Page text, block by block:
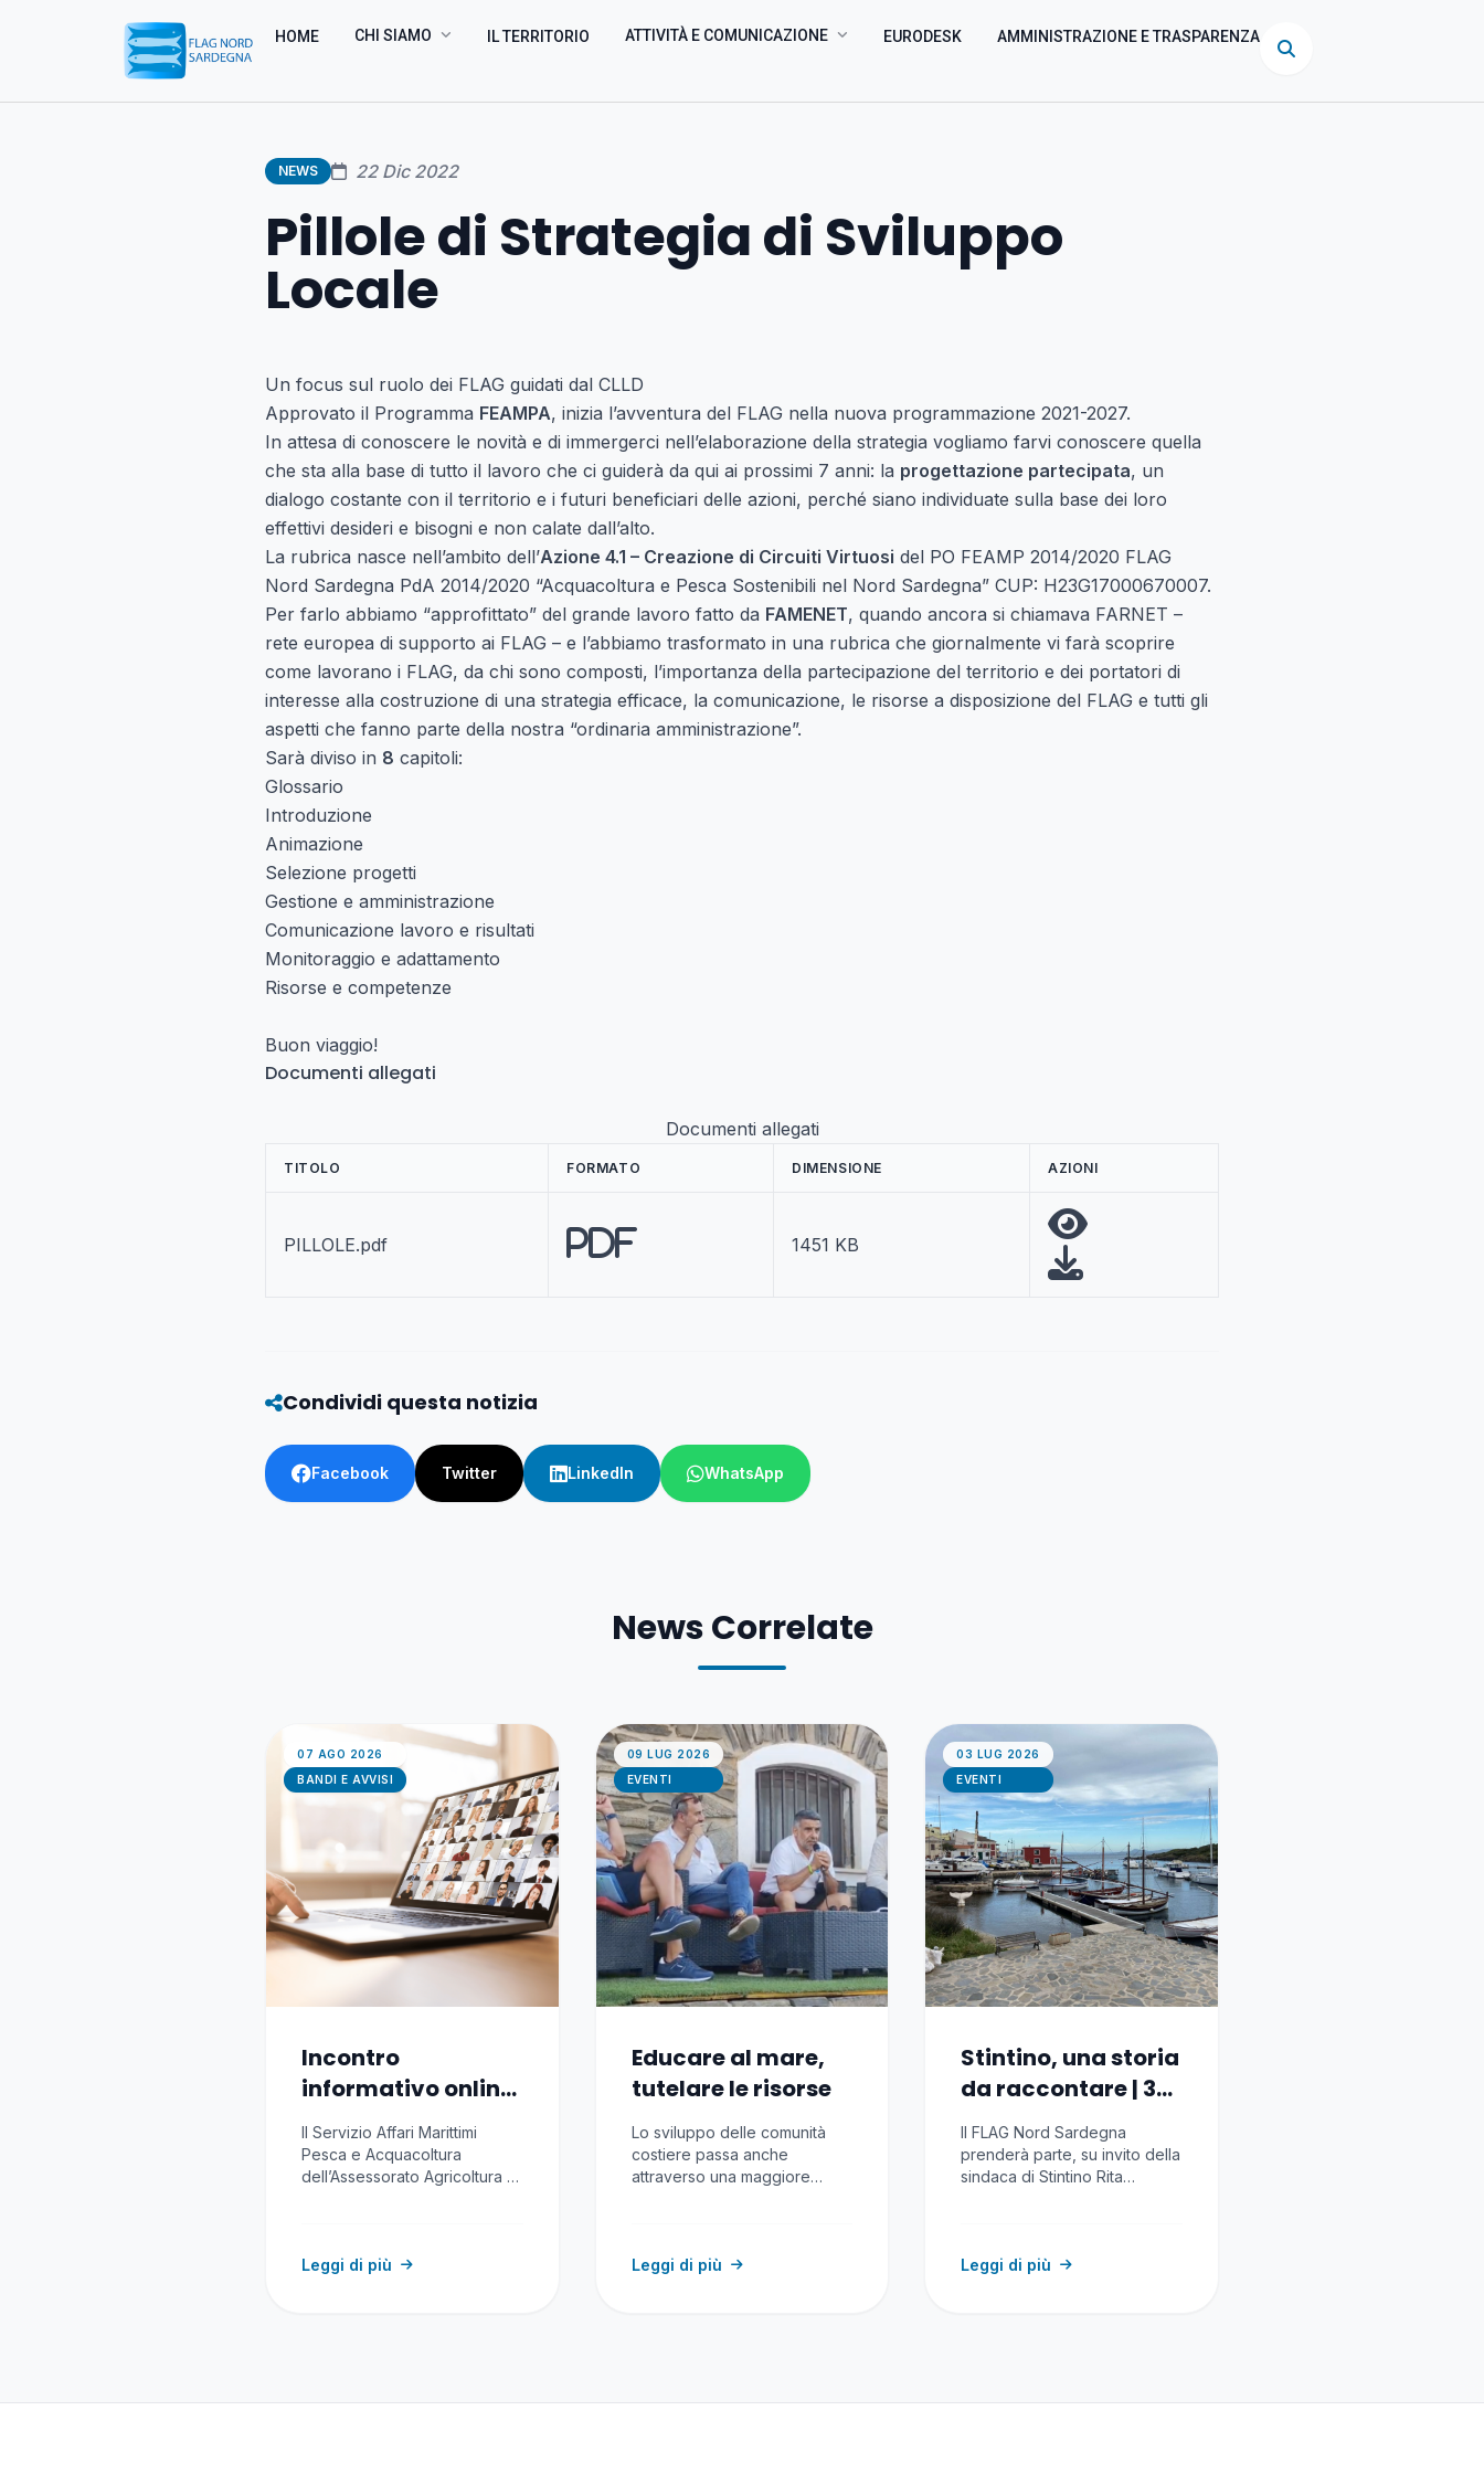
HOME CHI SIAMO IL TERRITORIO ATTIVITÀ E COMUNICAZIONE EURODESK AMMINISTRAZIONE E TRASPARENZA
NEWS 22 Dic 2022
Pillole di Strategia di Sviluppo
Locale
Un focus sul ruolo dei FLAG guidati dal CLLD
Approvato il Programma FEAMPA, inizia l’avventura del FLAG nella nuova programmazione 2021-2027.
In attesa di conoscere le novità e di immergerci nell’elaborazione della strategia vogliamo farvi conoscere quella
che sta alla base di tutto il lavoro che ci guiderà da qui ai prossimi 7 anni: la progettazione partecipata, un
dialogo costante con il territorio e i futuri beneficiari delle azioni, perché siano individuate sulla base dei loro
effettivi desideri e bisogni e non calate dall’alto.
La rubrica nasce nell’ambito dell’Azione 4.1 – Creazione di Circuiti Virtuosi del PO FEAMP 2014/2020 FLAG
Nord Sardegna PdA 2014/2020 “Acquacoltura e Pesca Sostenibili nel Nord Sardegna” CUP: H23G17000670007.
Per farlo abbiamo “approfittato” del grande lavoro fatto da FAMENET, quando ancora si chiamava FARNET –
rete europea di supporto ai FLAG – e l’abbiamo trasformato in una rubrica che giornalmente vi farà scoprire
come lavorano i FLAG, da chi sono composti, l’importanza della partecipazione del territorio e dei portatori di
interesse alla costruzione di una strategia efficace, la comunicazione, le risorse a disposizione del FLAG e tutti gli
aspetti che fanno parte della nostra “ordinaria amministrazione”.
Sarà diviso in 8 capitoli:
Glossario
Introduzione
Animazione
Selezione progetti
Gestione e amministrazione
Comunicazione lavoro e risultati
Monitoraggio e adattamento
Risorse e competenze
Buon viaggio!
Documenti allegati
Documenti allegati
TITOLO FORMATO DIMENSIONE AZIONI
PILLOLE.pdf PDF 1451 KB
Condividi questa notizia
Facebook Twitter LinkedIn WhatsApp
News Correlate
07 AGO 2026
BANDI E AVVISI
Incontro
informativo online
Avviso RAS
Indennizzi imprese
pesca e
Il Servizio Affari Marittimi
Pesca e Acquacoltura
dell’Assessorato Agricoltura e
Leggi di più
09 LUG 2026
EVENTI
Educare al mare,
tutelare le risorse
Lo sviluppo delle comunità
costiere passa anche
attraverso una maggiore
Leggi di più
03 LUG 2026
EVENTI
Stintino, una storia
da raccontare | 3-
5 luglio 2026
Il FLAG Nord Sardegna
prenderà parte, su invito della
sindaca di Stintino Rita
Leggi di più